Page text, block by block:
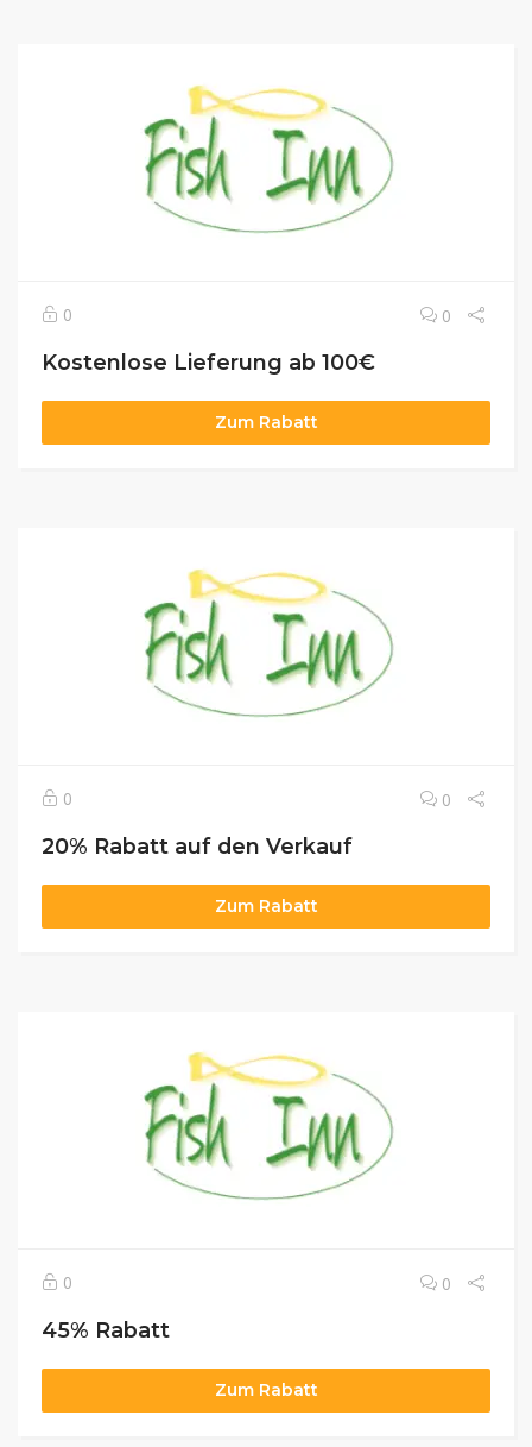
0 0
Kostenlose Lieferung ab 100€
Zum Rabatt
0 0
20% Rabatt auf den Verkauf
Zum Rabatt
0 0
45% Rabatt
Zum Rabatt